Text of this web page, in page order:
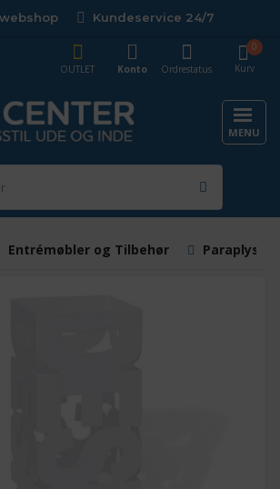
Kundeservice 24/7
Kurv
0
OUTLET
Konto Ordrestatus
MENU
Entrémøbler og Tilbehør